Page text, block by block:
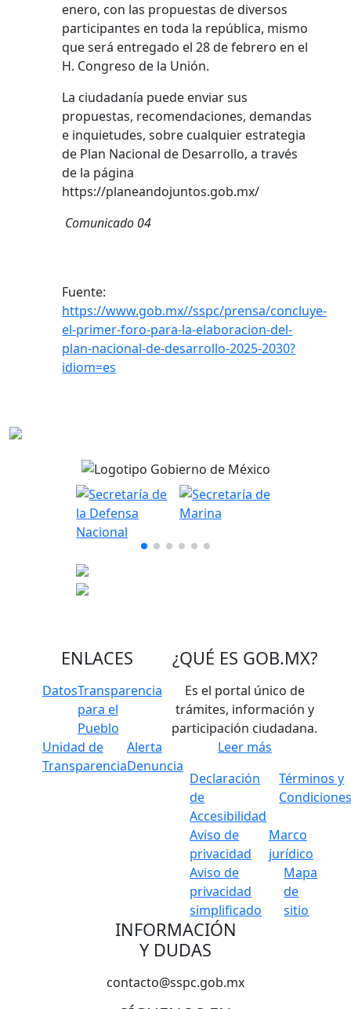
enero, con las propuestas de diversos
participantes en toda la república, mismo
que será entregado el 28 de febrero en el
H. Congreso de la Unión.
La ciudadanía puede enviar sus
propuestas, recomendaciones, demandas
e inquietudes, sobre cualquier estrategia
de Plan Nacional de Desarrollo, a través
de la página
https://planeandojuntos.gob.mx/
Comunicado 04
Fuente:
https://www.gob.mx//sspc/prensa/concluye-
el-primer-foro-para-la-elaboracion-del-
plan-nacional-de-desarrollo-2025-2030?
idiom=es
ENLACES
DatosTransparencia
para el
Pueblo
Unidad de
Transparencia
Alerta
Denuncia
¿QUÉ ES GOB.MX?
Es el portal único de
trámites, información y
participación ciudadana.
Leer más
Declaración
de
Accesibilidad
Términos y
Aviso de
privacidad
Marco
jurídico
Aviso de
privacidad
simplificado
Mapa
de
sitio
INFORMACIÓN
Y DUDAS
contacto@sspc.gob.mx